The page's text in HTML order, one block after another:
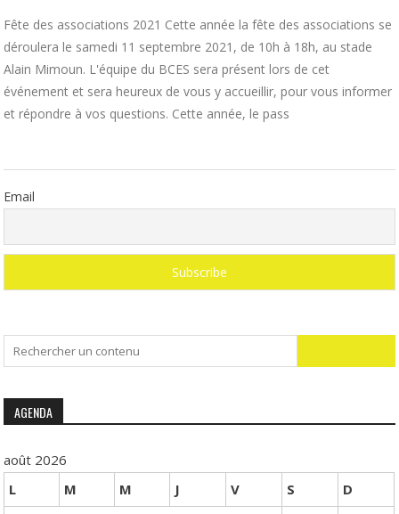
Fête des associations 2021 Cette année la fête des associations se
déroulera le samedi 11 septembre 2021, de 10h à 18h, au stade
Alain Mimoun. L'équipe du BCES sera présent lors de cet
événement et sera heureux de vous y accueillir, pour vous informer
et répondre à vos questions. Cette année, le pass
Email
for:
AGENDA
août 2026
L
M M J V S
D